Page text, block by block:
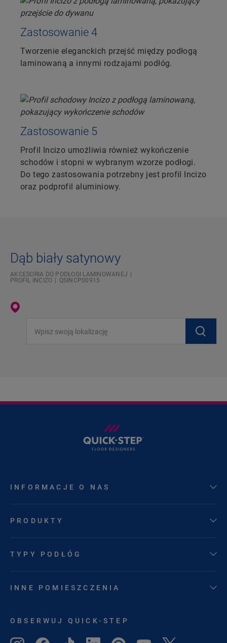
Zastosowanie 4
Tworzenie eleganckich przejść między podłogą
laminowaną a innymi rodzajami podłóg.
Zastosowanie 5
Profil Incizo umożliwia również wykończenie
schodów i stopni w wybranym wzorze podłogi.
Do tego zastosowania potrzebny jest profil Incizo
oraz podprofil aluminiowy.
Dąb biały satynowy
AKCESORIA DO PODŁOGI LAMINOWANEJ
PROFIL INCIZO
QSINCP00915
INFORMACJE O NAS
PRODUKTY
TYPY PODŁÓG
INNE POMIESZCZENIA
OBSERWUJ QUICK-STEP